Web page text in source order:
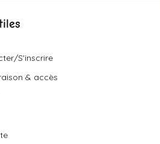
S'inscrire
& accès